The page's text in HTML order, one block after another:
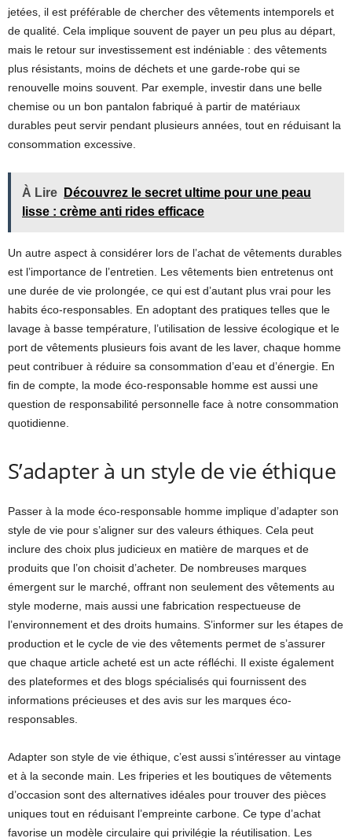
jetées, il est préférable de chercher des vêtements intemporels et
de qualité. Cela implique souvent de payer un peu plus au départ,
mais le retour sur investissement est indéniable : des vêtements
plus résistants, moins de déchets et une garde-robe qui se
renouvelle moins souvent. Par exemple, investir dans une belle
chemise ou un bon pantalon fabriqué à partir de matériaux
durables peut servir pendant plusieurs années, tout en réduisant la
consommation excessive.
À Lire
Découvrez le secret ultime pour une peau
lisse : crème anti rides efficace
Un autre aspect à considérer lors de l’achat de vêtements durables
est l’importance de l’entretien. Les vêtements bien entretenus ont
une durée de vie prolongée, ce qui est d’autant plus vrai pour les
habits éco-responsables. En adoptant des pratiques telles que le
lavage à basse température, l’utilisation de lessive écologique et le
port de vêtements plusieurs fois avant de les laver, chaque homme
peut contribuer à réduire sa consommation d’eau et d’énergie. En
fin de compte, la mode éco-responsable homme est aussi une
question de responsabilité personnelle face à notre consommation
quotidienne.
S’adapter à un style de vie éthique
Passer à la mode éco-responsable homme implique d’adapter son
style de vie pour s’aligner sur des valeurs éthiques. Cela peut
inclure des choix plus judicieux en matière de marques et de
produits que l’on choisit d’acheter. De nombreuses marques
émergent sur le marché, offrant non seulement des vêtements au
style moderne, mais aussi une fabrication respectueuse de
l’environnement et des droits humains. S’informer sur les étapes de
production et le cycle de vie des vêtements permet de s’assurer
que chaque article acheté est un acte réfléchi. Il existe également
des plateformes et des blogs spécialisés qui fournissent des
informations précieuses et des avis sur les marques éco-
responsables.
Adapter son style de vie éthique, c’est aussi s’intéresser au vintage
et à la seconde main. Les friperies et les boutiques de vêtements
d’occasion sont des alternatives idéales pour trouver des pièces
uniques tout en réduisant l’empreinte carbone. Ce type d’achat
favorise un modèle circulaire qui privilégie la réutilisation. Les